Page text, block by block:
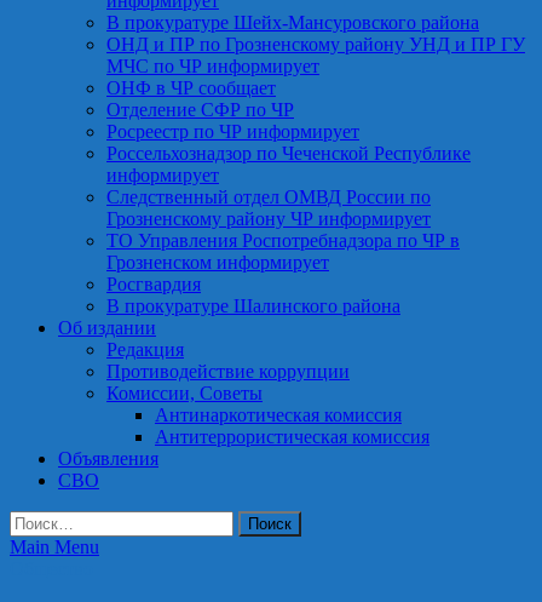
В прокуратуре Шейх-Мансуровского района
ОНД и ПР по Грозненскому району УНД и ПР ГУ
МЧС по ЧР информирует
ОНФ в ЧР сообщает
Отделение СФР по ЧР
Росреестр по ЧР информирует
Россельхознадзор по Чеченской Республике
информирует
Следственный отдел ОМВД России по
Грозненскому району ЧР информирует
ТО Управления Роспотребнадзора по ЧР в
Грозненском информирует
Росгвардия
В прокуратуре Шалинского района
Об издании
Редакция
Противодействие коррупции
Комиссии, Советы
Антинаркотическая комиссия
Антитеррористическая комиссия
Объявления
СВО
Найти:
Main Menu